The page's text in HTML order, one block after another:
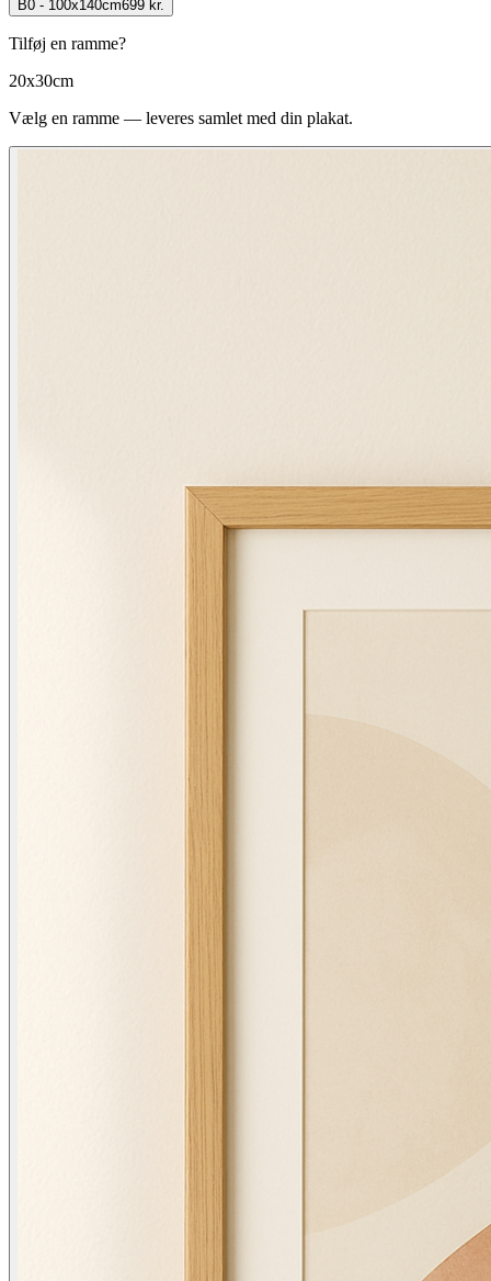
B0 - 100x140cm699 kr.
Tilføj en ramme?
20x30cm
Vælg en ramme — leveres samlet med din plakat.